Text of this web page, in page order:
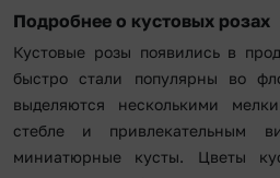
Подробнее о кустовых розах
Кустовые розы появились в
быстро стали популярны во
выделяются несколькими
стебле и привлекательным
миниатюрные кусты. Цветы